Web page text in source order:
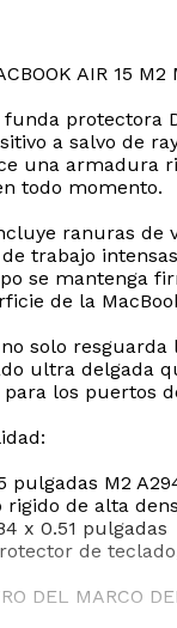
AIR 15 M2
protectora
a salvo de
una armadura
todo momento.
ranuras
trabajo
se mantenga
de la
solo
ultra delgada
los
M2
de alta
x 0.51 pulgadas
de
DEL MARCO